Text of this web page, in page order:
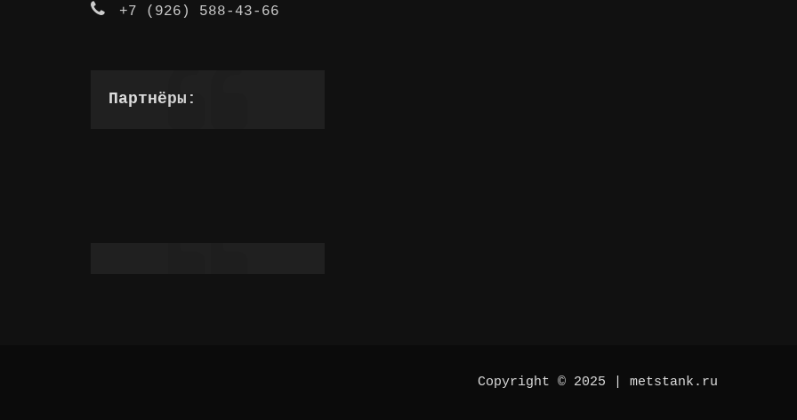
+7 (926) 588-43-66
Партнёры:
Copyright © 2025 | metstank.ru